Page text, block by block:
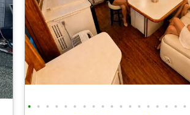
• • • • • • • • • • • • • • • • • •